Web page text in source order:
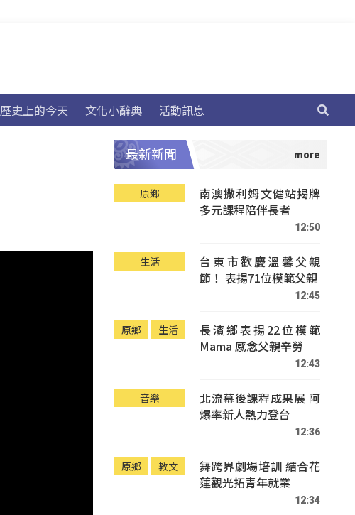
歷史上的今天 文化小辭典 活動訊息
最新新聞
原鄉
南澳撒利姆文健站揭牌
多元課程陪伴長者
12:50
生活
台東市歡慶溫馨父親
節！ 表揚71位模範父親
12:45
原鄉 生活
長濱鄉表揚22位模範
Mama 感念父親辛勞
12:43
音樂
北流幕後課程成果展 阿
爆率新人熱力登台
12:36
原鄉 教文
舞跨界劇場培訓 結合花
蓮觀光拓青年就業
12:34